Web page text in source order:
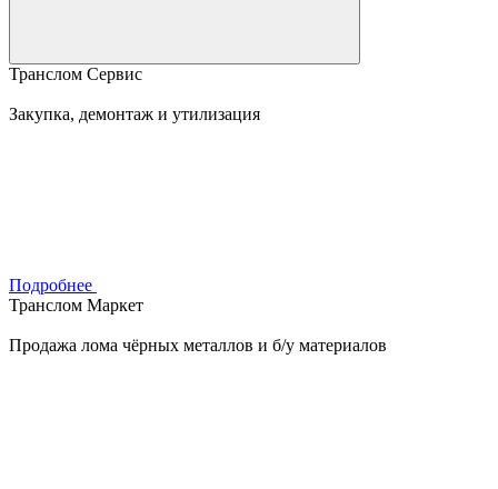
Транслом Сервис
Закупка, демонтаж и утилизация
Подробнее
Транслом Маркет
Продажа лома чёрных металлов и б/у материалов